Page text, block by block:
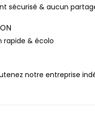
sécurisé & aucun
rapide & écolo
notre entreprise